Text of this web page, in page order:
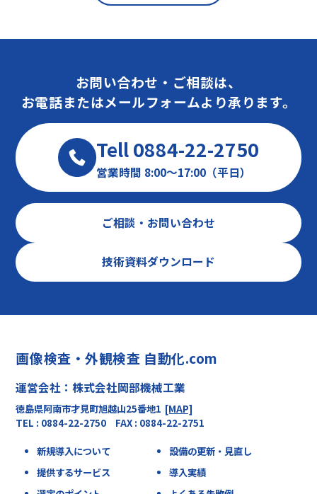
お問い合わせ・ご相談は、
お電話またはメールフォームより承ります。
Tell 0884-22-2750
営業時間 8:00～17:00（平日）
ご相談・お問い合わせ
技術資料ダウンロード
画像検査・外観検査 自動化.com
運営会社：株式会社岡部機械工業
徳島県阿南市才見町旭越山25番地1 [MAP]
TEL : 0884-22-2750 FAX : 0884-22-2751
新規導入について
設備の更新・見直し
提供するサービス
導入実績